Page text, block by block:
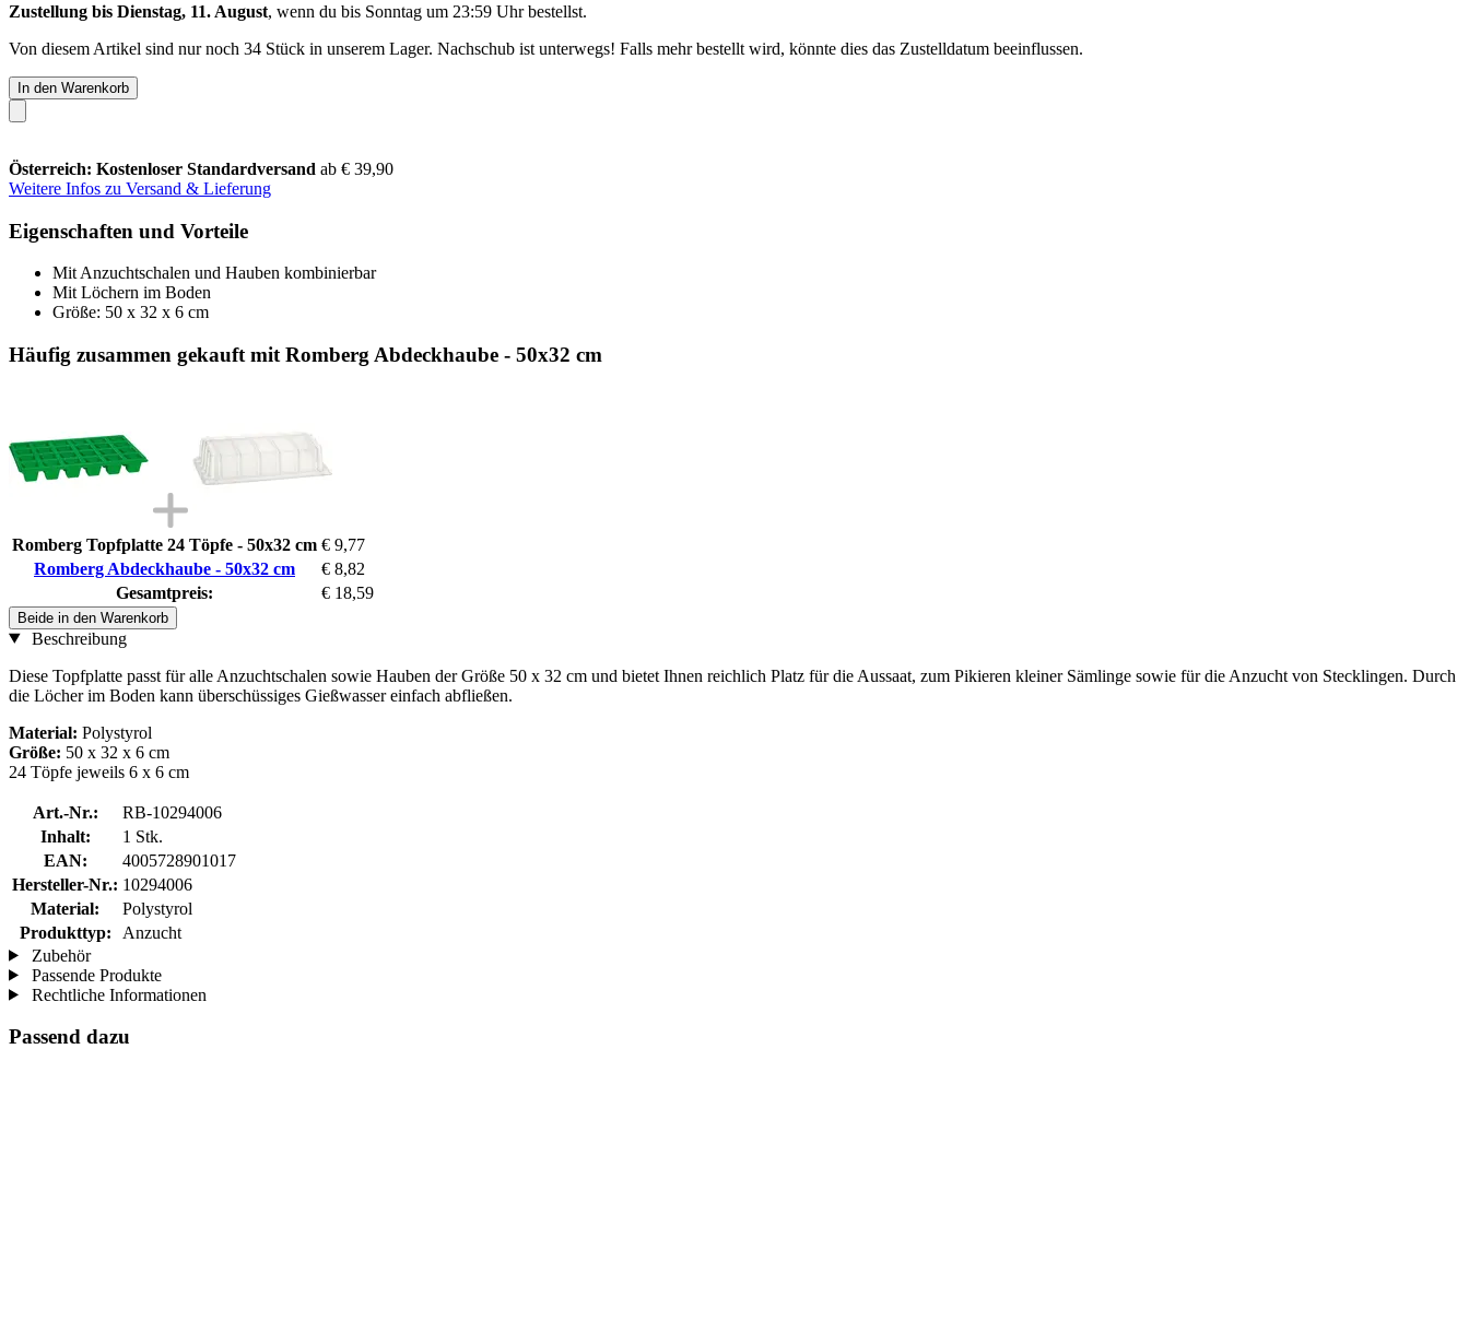
Zustellung bis Dienstag, 11. August, wenn du bis Sonntag um 23:59 Uhrbestellst.
Von diesem Artikel sind nur noch 34 Stück in unserem Lager. Nachschub ist unterwegs! Falls mehr bestellt wird, könnte dies das Zustelldatum beeinflussen.
In den Warenkorb
Österreich: Kostenloser Standardversand ab € 39,90
Weitere Infos zu Versand & Lieferung
Eigenschaften und Vorteile
Mit Anzuchtschalen und Hauben kombinierbar
Mit Löchern im Boden
Größe: 50 x 32 x 6 cm
Häufig zusammen gekauft mit Romberg Abdeckhaube - 50x32 cm
Romberg Topfplatte 24 Töpfe - 50x32 cm € 9,77
Romberg Abdeckhaube - 50x32 cm
€ 8,82
Gesamtpreis:
€ 18,59
Beide in den Warenkorb
Beschreibung
Diese Topfplatte passt für alle Anzuchtschalen sowie Hauben der Größe 50 x 32 cm und bietet Ihnen reichlich Platz für die Aussaat, zum Pikieren kleiner Sämlinge sowie für die Anzucht von Stecklingen. Durch
die Löcher im Boden kann überschüssiges Gießwasser einfach abfließen.
Material: Polystyrol
Größe: 50 x 32 x 6 cm
24 Töpfe jeweils 6 x 6 cm
Art.-Nr.:
RB-10294006
Inhalt:
1 Stk.
EAN:
4005728901017
Hersteller-Nr.: 10294006
Material:
Polystyrol
Produkttyp:
Anzucht
Zubehör
Passende Produkte
Rechtliche Informationen
Passend dazu